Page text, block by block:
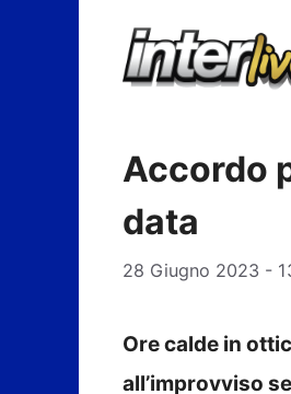
Accordo
data
28 Giugno 2023 -
Ore calde in
all’improvviso